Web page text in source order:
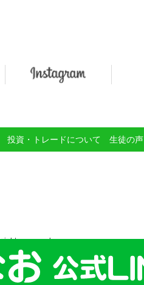
投資・トレードについて 生徒の声
reserved.